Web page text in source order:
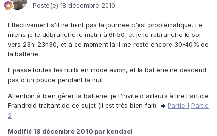
Posté(e) 18 décembre 2010
Effectivement s'il ne tient pas la journée c'est problématique. Le
miens je le débranche le matin à 6h50, et je le rebranche le soir
vers 23h-23h30, et à ce moment là il me reste encore 30-40% de
la batterie.
Il passe toutes les nuits en mode avion, et la batterie ne descend
pas d'un pouce pendant la nuit.
Attention à bien gérer ta batterie, je t'invite d'ailleurs à lire l'article
Frandroid traitant de ce sujet (il est très bien fait). => Partie 1 Partie
2
Modifié 18 décembre 2010 par kendael